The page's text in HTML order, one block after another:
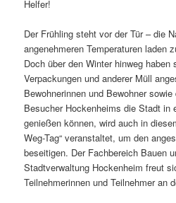
Helfer!
Der Frühling steht vor der Tür – die
angenehmeren Temperaturen laden
Doch über den Winter hinweg haben
Verpackungen und anderer Müll
Bewohnerinnen und Bewohner
Besucher Hockenheims die Stadt in
genießen können, wird auch in
Weg-Tag“ veranstaltet, um den
beseitigen. Der Fachbereich Bauen
Stadtverwaltung Hockenheim freut
Teilnehmerinnen und Teilnehmer an